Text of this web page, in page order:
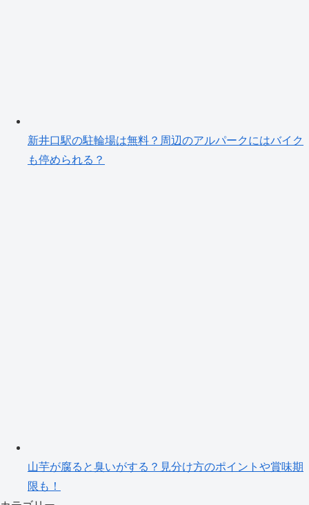
新井口駅の駐輪場は無料？周辺のアルパークにはバイク
も停められる？
山芋が腐ると臭いがする？見分け方のポイントや賞味期
限も！